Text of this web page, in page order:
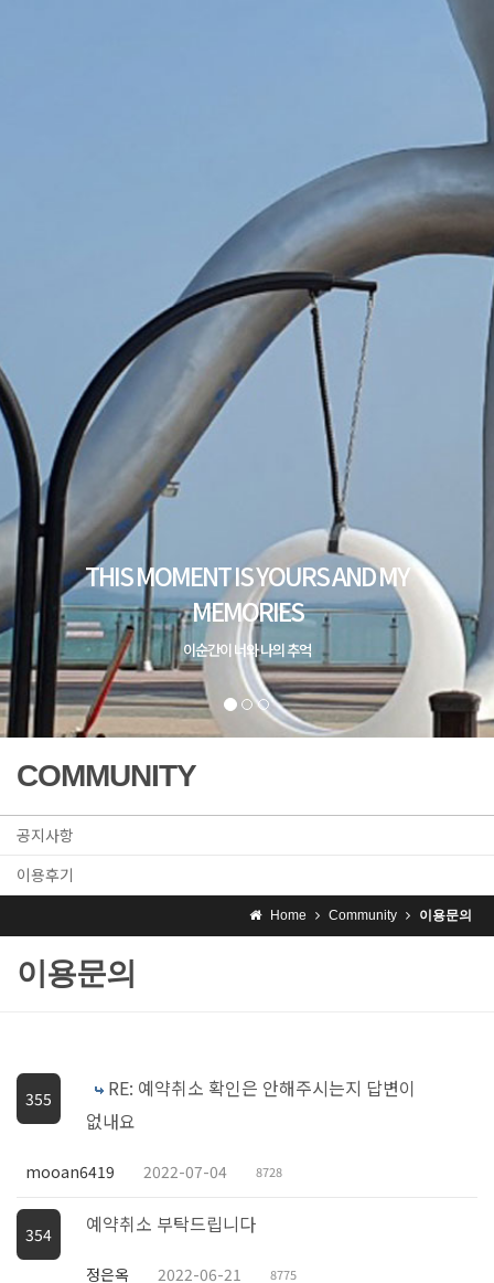
COMMUNITY
공지사항
이용후기
Home Community 이용문의
이용문의
355
RE: 예약취소 확인은 안해주시는지 답변이
없내요
mooan6419 2022-07-04 8728
354 예약취소 부탁드립니다
정은옥 2022-06-21 8775